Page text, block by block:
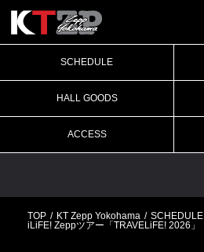
SCHEDULE
HALL GOODS
ACCESS
TOP KT Zepp Yokohama
SCHEDULE
iLiFE! Zeppツアー「TRAVELiFE! 2026」